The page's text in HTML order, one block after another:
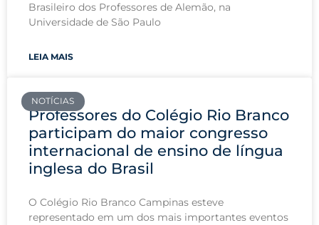
Brasileiro dos Professores de Alemão, na
Universidade de São Paulo
LEIA MAIS
NOTÍCIAS
Professores do Colégio Rio Branco
participam do maior congresso
internacional de ensino de língua
inglesa do Brasil
O Colégio Rio Branco Campinas esteve
representado em um dos mais importantes eventos